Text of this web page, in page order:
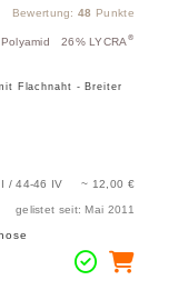
Bewertung:48 Punkte
26% LYCRA ®
Flachnaht - Breiter
I / 44-46 IV ~ 12,00 €
gelistet seit: Mai 2011